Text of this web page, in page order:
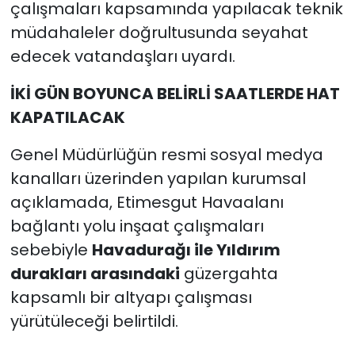
çalışmaları kapsamında yapılacak teknik
müdahaleler doğrultusunda seyahat
edecek vatandaşları uyardı.
İKİ GÜN BOYUNCA BELİRLİ SAATLERDE HAT
KAPATILACAK
Genel Müdürlüğün resmi sosyal medya
kanalları üzerinden yapılan kurumsal
açıklamada, Etimesgut Havaalanı
bağlantı yolu inşaat çalışmaları
sebebiyle Havadurağı ile Yıldırım
durakları arasındaki güzergahta
kapsamlı bir altyapı çalışması
yürütüleceği belirtildi.